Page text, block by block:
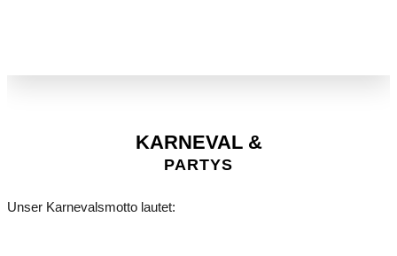
KARNEVAL &
PARTYS
Unser Karnevalsmotto lautet: